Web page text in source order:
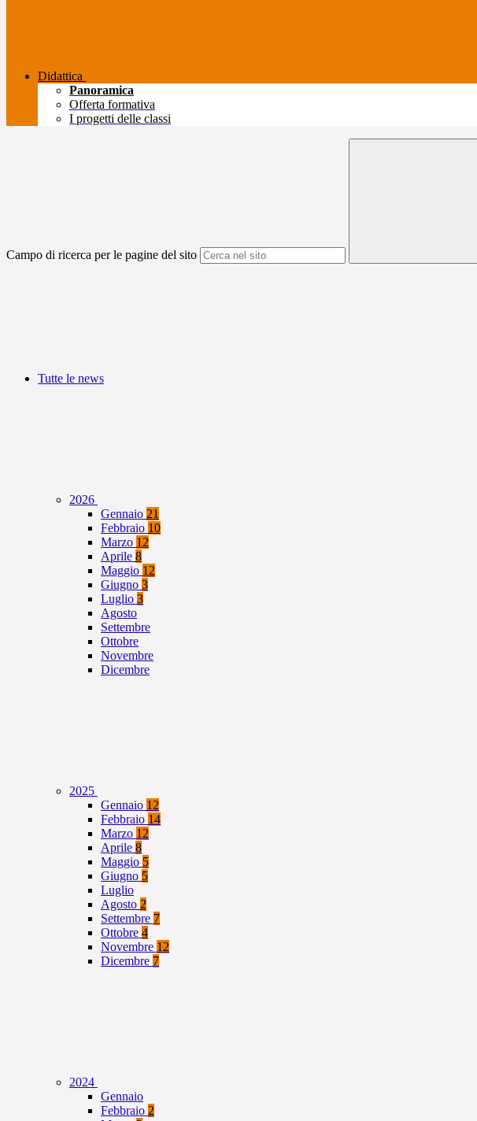
Didattica
Panoramica
Offerta formativa
I progetti delle classi
Campo di ricerca per le pagine del sito
Tutte le news
2026
Gennaio 21
Febbraio 10
Marzo 12
Aprile 8
Maggio 12
Giugno 3
Luglio 3
Agosto
Settembre
Ottobre
Novembre
Dicembre
2025
Gennaio 12
Febbraio 14
Marzo 12
Aprile 8
Maggio 5
Giugno 5
Luglio
Agosto 2
Settembre 7
Ottobre 4
Novembre 12
Dicembre 7
2024
Gennaio
Febbraio 2